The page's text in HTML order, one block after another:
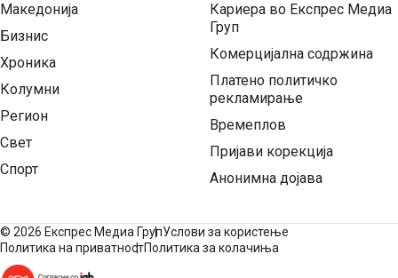
Македонија
Бизнис
Хроника
Колумни
Регион
Свет
Спорт
Кариера во Експрес Медиа
Груп
Комерцијална содржина
Платено политичко
рекламирање
Времеплов
Пријави корекција
Анонимна дојава
© 2026 Експрес Медиа ГрупУслови за користење
Политика на приватностПолитика за колачиња